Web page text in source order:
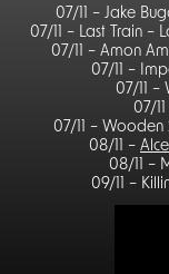
07/11 – Jake
07/11 – Last Train –
07/11 – Amon
07/11 –
07/11
07/
07/11 –
08/11 –
08/11 –
09/11 –